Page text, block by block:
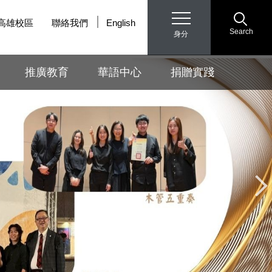
身分 Search
推廣教育 華語中心 捐贈實踐
雄校區 聯絡我們 English